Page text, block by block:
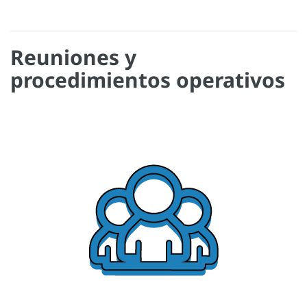
Reuniones y
procedimientos operativos